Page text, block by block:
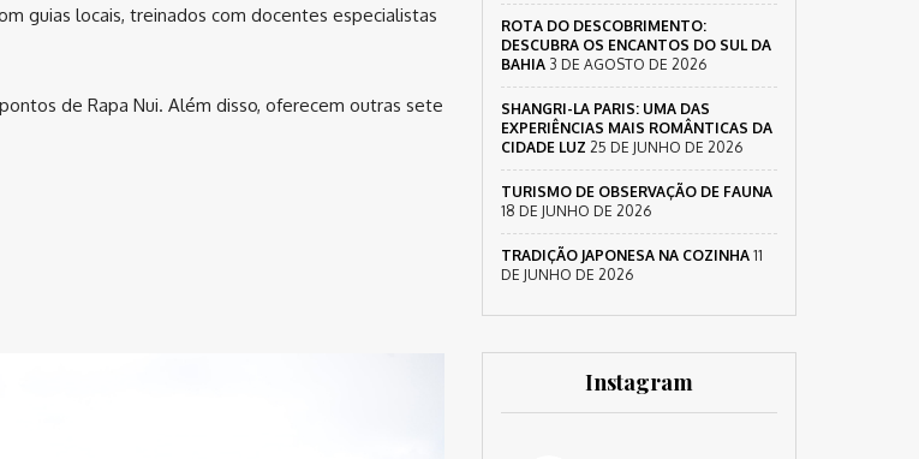
guias locais, treinados com docentes especialistas
de Rapa Nui. Além disso, oferecem outras sete
ROTA DO DESCOBRIMENTO:
DESCUBRA OS ENCANTOS DO SUL DA
BAHIA 3 DE AGOSTO DE 2026
SHANGRI-LA PARIS: UMA DAS
EXPERIÊNCIAS MAIS ROMÂNTICAS DA
CIDADE LUZ 25 DE JUNHO DE 2026
TURISMO DE OBSERVAÇÃO DE FAUNA
18 DE JUNHO DE 2026
TRADIÇÃO JAPONESA NA COZINHA 11
DE JUNHO DE 2026
Instagram